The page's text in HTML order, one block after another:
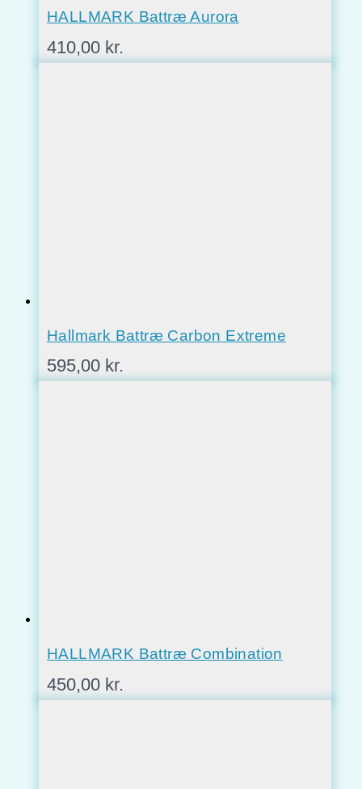
HALLMARK Battræ Aurora
410,00 kr.
Hallmark Battræ Carbon Extreme
595,00 kr.
HALLMARK Battræ Combination
450,00 kr.